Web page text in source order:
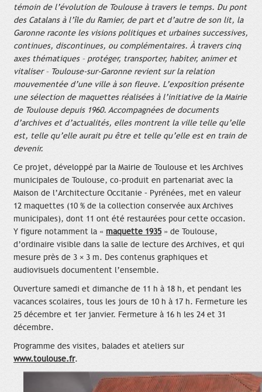
témoin de l’évolution de Toulouse à travers le temps. Du pont
des Catalans à l’île du Ramier, de part et d’autre de son lit, la
Garonne raconte les visions politiques et urbaines successives,
continues, discontinues, ou complémentaires. À travers cinq
axes thématiques – protéger, transporter, habiter, animer et
vitaliser – Toulouse‑sur-Garonne revient sur la relation
mouvementée d’une ville à son fleuve. L’exposition présente
une sélection de maquettes réalisées à l’initiative de la Mairie
de Toulouse depuis 1960. Accompagnées de documents
d’archives et d’actualités, elles montrent la ville telle qu’elle
est, telle qu’elle aurait pu être et telle qu’elle est en train de
devenir.
Ce projet, développé par la Mairie de Toulouse et les Archives
municipales de Toulouse, co-produit en partenariat avec la
Maison de l’Architecture Occitanie – Pyrénées, met en valeur
12 maquettes (10 % de la collection conservée aux Archives
municipales), dont 11 ont été restaurées pour cette occasion.
Y figure notamment la « maquette 1935 » de Toulouse,
d’ordinaire visible dans la salle de lecture des Archives, et qui
mesure près de 3 × 3 m. Des contenus graphiques et
audiovisuels documentent l’ensemble.
Ouverture samedi et dimanche de 11 h à 18 h, et pendant les
vacances scolaires, tous les jours de 10 h à 17 h. Fermeture les
25 décembre et 1er janvier. Fermeture à 16 h les 24 et 31
décembre.
Programme des visites, balades et ateliers sur
www.toulouse.fr.